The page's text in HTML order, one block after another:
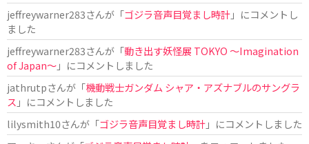
jeffreywarner283さんが「ゴジラ音声目覚まし時計」にコメントし
ました
jeffreywarner283さんが「動き出す妖怪展 TOKYO 〜Imagination
of Japan〜」にコメントしました
jathrutpさんが「機動戦士ガンダム シャア・アズナブルのサングラ
ス 」にコメントしました
lilysmith10さんが「ゴジラ音声目覚まし時計」にコメントしました